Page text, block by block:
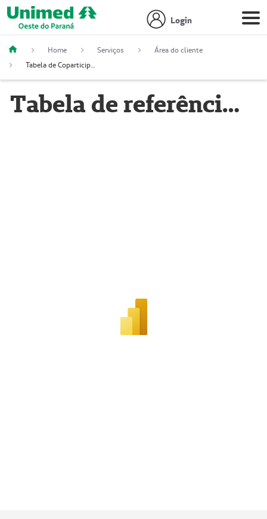
Login
Home Serviços
Área do cliente
Tabela de Coparticipação
Tabela de referência de coparticipação